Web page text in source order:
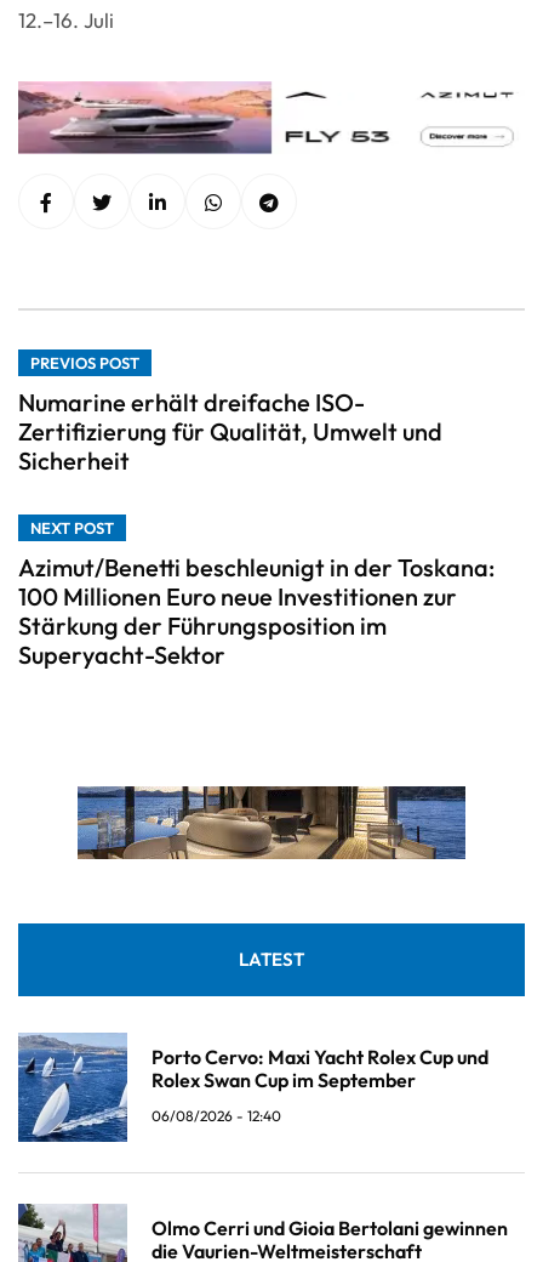
12.–16. Juli
PREVIOS POST
Numarine erhält dreifache ISO-
Zertifizierung für Qualität, Umwelt und
Sicherheit
NEXT POST
Azimut/Benetti beschleunigt in der Toskana:
100 Millionen Euro neue Investitionen zur
Stärkung der Führungsposition im
Superyacht-Sektor
LATEST
Porto Cervo: Maxi Yacht Rolex Cup und
Rolex Swan Cup im September
06/08/2026 - 12:40
Olmo Cerri und Gioia Bertolani gewinnen
die Vaurien-Weltmeisterschaft